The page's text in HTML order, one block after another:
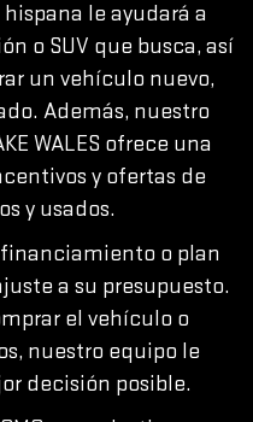
le ayudará a
o SUV que busca, así
un vehículo nuevo,
Además, nuestro
WALES ofrece una
y ofertas de
y usados.
o plan
a su presupuesto.
el vehículo o
nuestro equipo le
decisión posible.